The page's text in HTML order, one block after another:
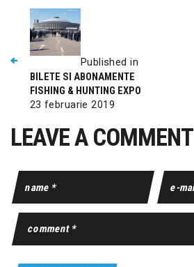
Published in
BILETE SI ABONAMENTE
FISHING & HUNTING EXPO
23 februarie 2019
LEAVE A COMMENT